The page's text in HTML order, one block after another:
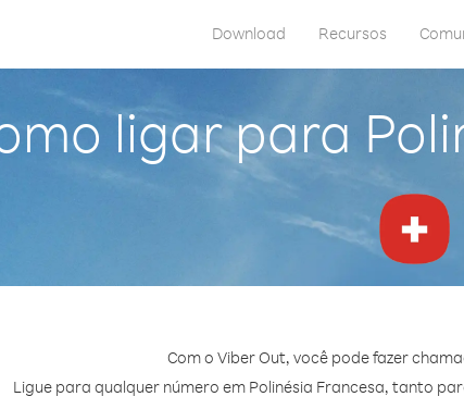
Download Recursos
ligar para
Com o Viber Out, você pode fazer
Ligue para qualquer número em Polinésia Francesa, tanto